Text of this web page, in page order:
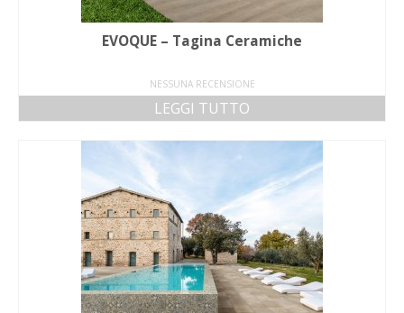
EVOQUE – Tagina Ceramiche
NESSUNA RECENSIONE
LEGGI TUTTO